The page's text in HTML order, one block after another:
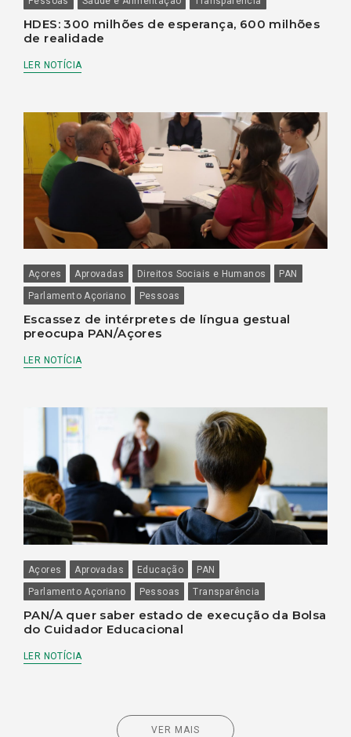
HDES: 300 milhões de esperança, 600 milhões
de realidade
LER NOTÍCIA
Açores Aprovadas Direitos Sociais e Humanos
PAN
Parlamento Açoriano
Pessoas
Escassez de intérpretes de língua gestual
preocupa PAN/Açores
LER NOTÍCIA
Açores Aprovadas Educação
PAN
Parlamento Açoriano
Pessoas Transparência
PAN/A quer saber estado de execução da Bolsa
do Cuidador Educacional
LER NOTÍCIA
VER MAIS